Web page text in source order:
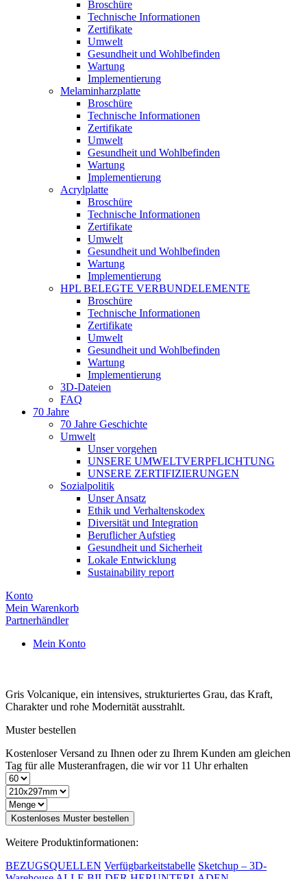
Broschüre
Technische Informationen
Zertifikate
Umwelt
Gesundheit und Wohlbefinden
Wartung
Implementierung
Melaminharzplatte
Broschüre
Technische Informationen
Zertifikate
Umwelt
Gesundheit und Wohlbefinden
Wartung
Implementierung
Acrylplatte
Broschüre
Technische Informationen
Zertifikate
Umwelt
Gesundheit und Wohlbefinden
Wartung
Implementierung
HPL BELEGTE VERBUNDELEMENTE
Broschüre
Technische Informationen
Zertifikate
Umwelt
Gesundheit und Wohlbefinden
Wartung
Implementierung
3D-Dateien
FAQ
70 Jahre
70 Jahre Geschichte
Umwelt
Unser vorgehen
UNSERE UMWELTVERPFLICHTUNG
UNSERE ZERTIFIZIERUNGEN
Sozialpolitik
Unser Ansatz
Ethik und Verhaltenskodex
Diversität und Integration
Beruflicher Aufstieg
Gesundheit und Sicherheit
Lokale Entwicklung
Sustainability report
Konto
Mein Warenkorb
Partnerhändler
Mein Konto
Gris Volcanique, ein intensives, strukturiertes Grau, das Kraft,
Charakter und rohe Modernität ausstrahlt.
Muster bestellen
Kostenloser Versand zu Ihnen oder zu Ihrem Kunden am gleichen
Tag für alle Musteranfragen, die wir vor 11 Uhr erhalten
Kostenloses Muster bestellen
Weitere Produktinformationen:
BEZUGSQUELLEN Verfügbarkeitstabelle Sketchup – 3D-